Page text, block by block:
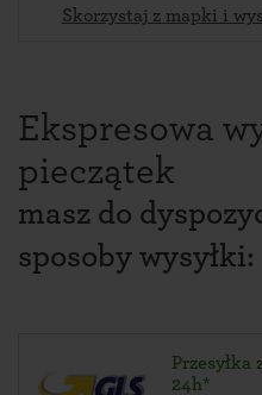
Skorzystaj z mapki i
Ekspresowa
pieczątek
masz do
sposoby wysyłki:
Przesyłka
24h*